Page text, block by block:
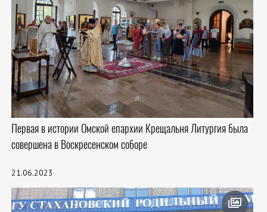
Первая в истории Омской епархии Крещальня Литургия была
совершена в Воскресенском соборе
21.06.2023